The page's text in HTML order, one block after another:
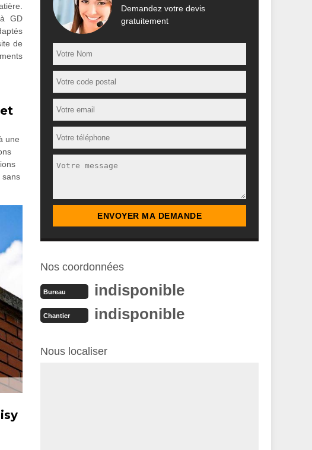
GD
de
une
sans
Demandez votre devis
gratuitement
Nos coordonnées
Bureau indisponible
Chantier indisponible
Nous localiser